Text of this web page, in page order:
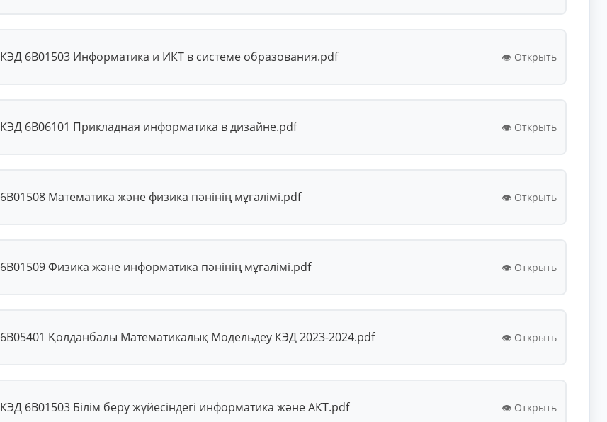
КЭД 6В01503 Информатика и ИКТ в системе образования.pdf 👁️ Открыть
КЭД 6В06101 Прикладная информатика в дизайне.pdf 👁️ Открыть
6В01508 Математика және физика пәнінің мұғалімі.pdf 👁️ Открыть
6В01509 Физика және информатика пәнінің мұғалімі.pdf 👁️ Открыть
6В05401 Қолданбалы Математикалық Модельдеу КЭД 2023-2024.pdf 👁️ Открыть
КЭД 6В01503 Білім беру жүйесіндегі информатика және АКТ.pdf 👁️ Открыть